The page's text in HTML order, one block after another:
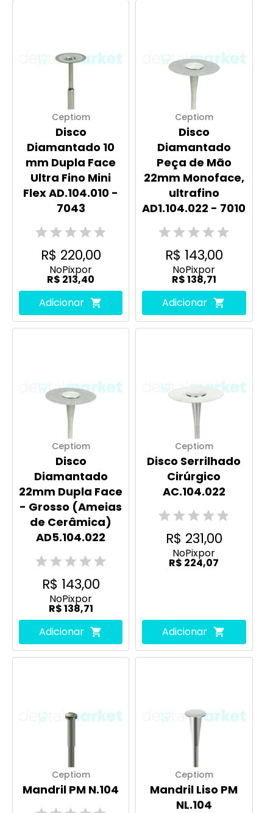
Ceptiom
Disco
Diamantado 10
mm Dupla Face
Ultra Fino Mini
Flex AD.104.010 -
7043
R$ 220,00
NoPixpor
R$ 213,40
Adicionar
Ceptiom
Disco
Diamantado
Peça de Mão
22mm Monoface,
ultrafino
AD1.104.022 - 7010
R$ 143,00
NoPixpor
R$ 138,71
Adicionar
Ceptiom
Disco
Diamantado
22mm Dupla Face
- Grosso (Ameias
de Cerâmica)
AD5.104.022
R$ 143,00
NoPixpor
R$ 138,71
Adicionar
Ceptiom
Disco Serrilhado
Cirúrgico
AC.104.022
R$ 231,00
NoPixpor
R$ 224,07
Adicionar
Ceptiom
Mandril PM N.104
Ceptiom
Mandril Liso PM
NL.104